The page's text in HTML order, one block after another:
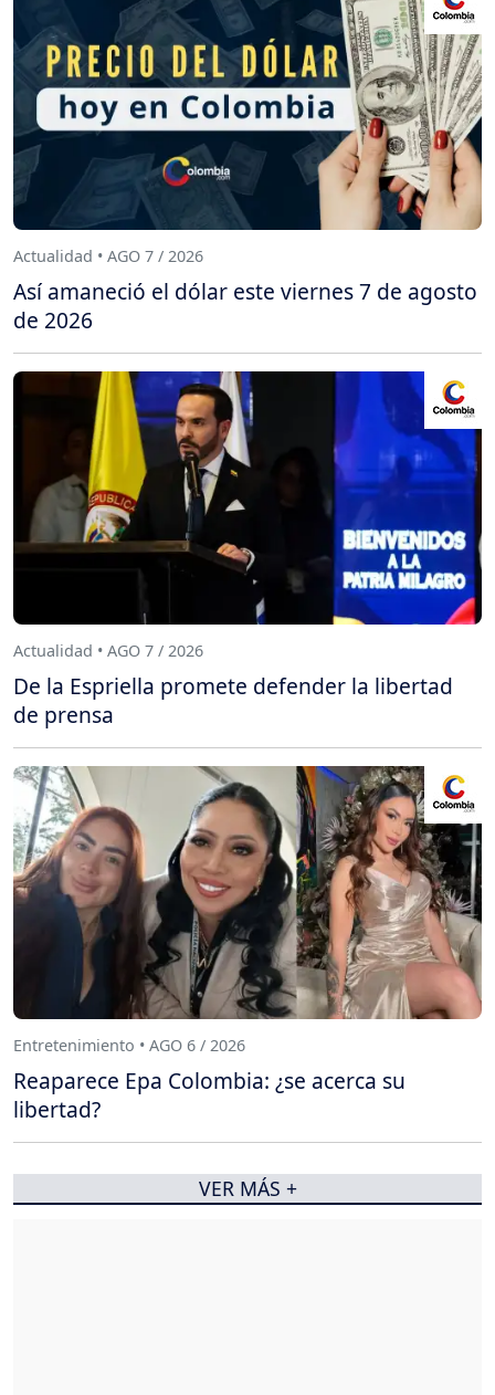
Actualidad • AGO 7 / 2026
Así amaneció el dólar este viernes 7 de agosto
de 2026
Actualidad • AGO 7 / 2026
De la Espriella promete defender la libertad
de prensa
Entretenimiento • AGO 6 / 2026
Reaparece Epa Colombia: ¿se acerca su
libertad?
VER MÁS +